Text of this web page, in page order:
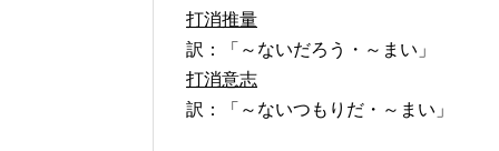
打消推量
訳：「～ないだろう・～まい」
打消意志
訳：「～ないつもりだ・～まい」